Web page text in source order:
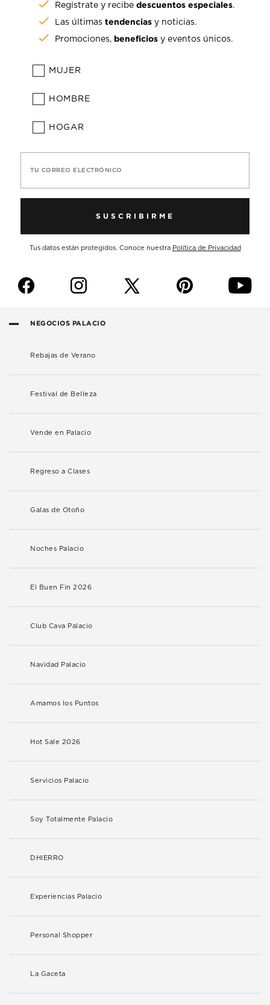
Regístrate y recibedescuentos especiales.
Las últimastendencias y noticias.
Promociones, beneficios y eventos únicos.
MUJER
HOMBRE
HOGAR
TU CORREO ELECTRÓNICO
SUSCRIBIRME
Tus datos están protegidos. Conoce nuestra Política de Privacidad
f i p y
NEGOCIOS PALACIO
Rebajas de Verano
Festival de Belleza
Vende en Palacio
Regreso a Clases
Galas de Otoño
Noches Palacio
El Buen Fin 2026
Club Cava Palacio
Navidad Palacio
Amamos los Puntos
Hot Sale 2026
Servicios Palacio
Soy Totalmente Palacio
DHIERRO
Experiencias Palacio
Personal Shopper
La Gaceta